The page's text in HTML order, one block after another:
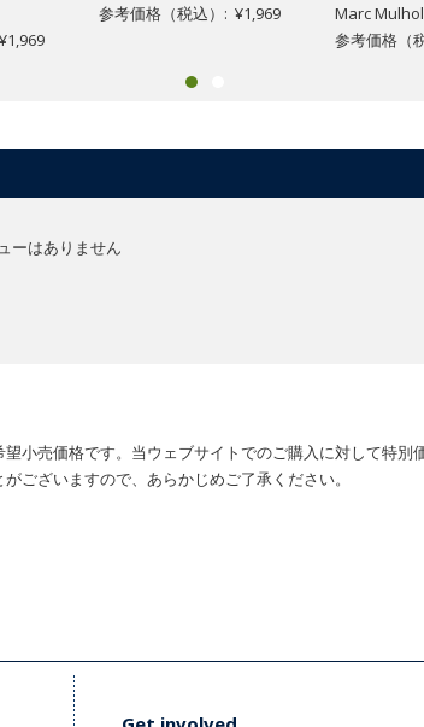
参考価格（税込）: ¥1,969
Marc
参考価格（
ーはありません
小売価格です。当ウェブサイトでのご購入に対して特
ございますので、あらかじめご了承ください。